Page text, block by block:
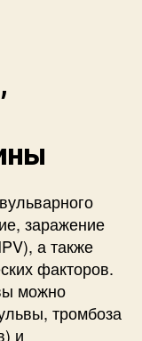
заражение
а также
факторов.
можно
тромбоза
и